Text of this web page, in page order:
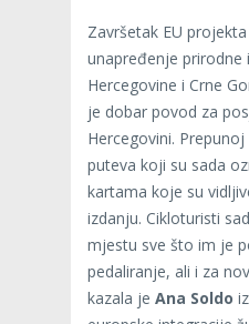
Završetak EU
unapređenje prirodne
Hercegovine i Crne
je dobar povod za
Hercegovini.
puteva koji su sada
kartama koje su
izdanju. Cikloturisti
mjestu sve što im je
pedaliranje, ali i za
kazala je Ana Soldo